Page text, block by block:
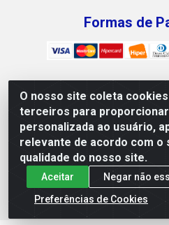
O nosso site coleta
terceiros para
personalizada ao usuário,
relevante de acordo com o
qualidade do nosso site.
Aceitar
Negar não
Preferências de Cookies
Formas de
Mix Alimentos LTDA - Quadra
02, S/N - Plano Diretor Norte,
CNPJ